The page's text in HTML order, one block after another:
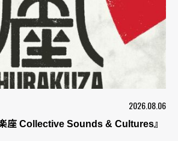
2026.08.06
座 Collective Sounds & Cultures』